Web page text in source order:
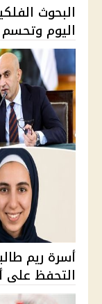
البحوث
اليوم
التحفظ على